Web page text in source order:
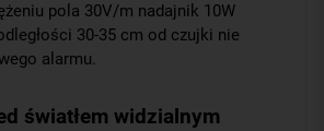
pola 30V/m nadajnik 10W
30-35 cm od czujki nie
alarmu.
światłem widzialnym